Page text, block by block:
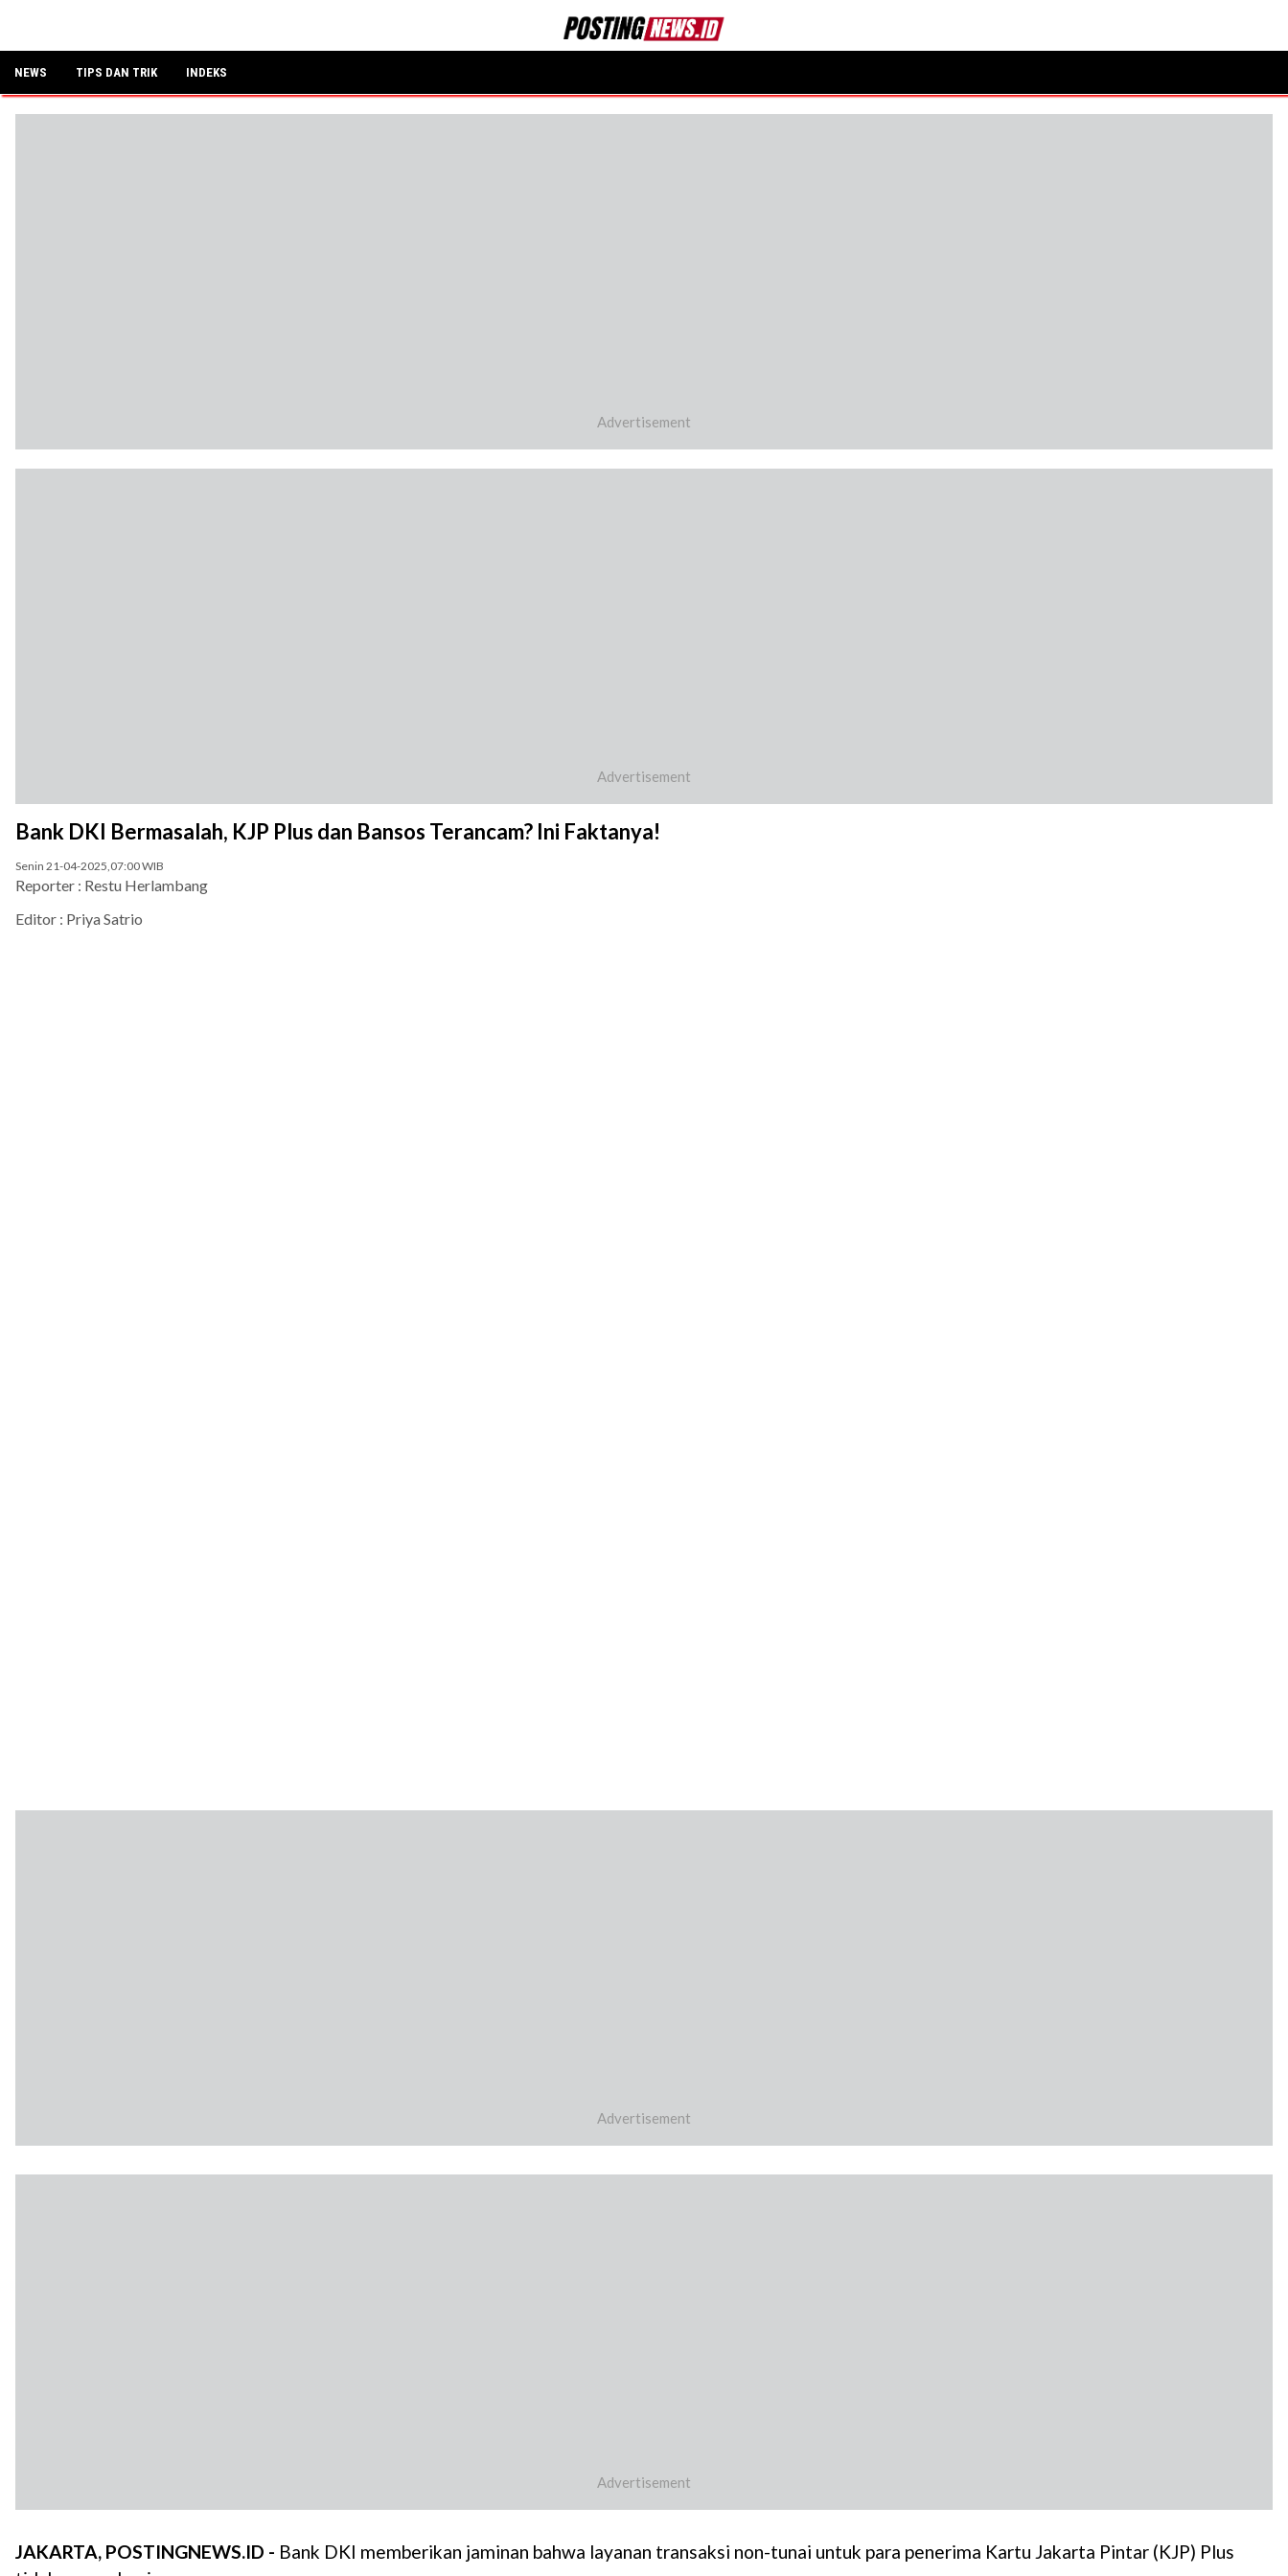
NEWS TIPS DAN TRIK INDEKS
Bank DKI Bermasalah, KJP Plus dan Bansos Terancam? Ini Faktanya!
Senin 21-04-2025,07:00 WIB
Reporter : Restu Herlambang
Editor : Priya Satrio
JAKARTA, POSTINGNEWS.ID - Bank DKI memberikan jaminan bahwa layanan transaksi non-tunai untuk para penerima Kartu Jakarta Pintar (KJP) Plus